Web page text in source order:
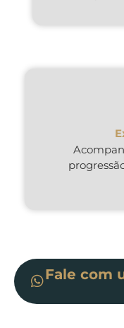
Fale com